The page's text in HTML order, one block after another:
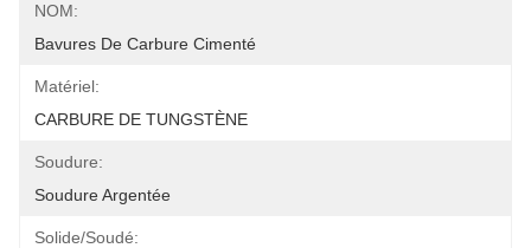
NOM:
Bavures De Carbure Cimenté
Matériel:
CARBURE DE TUNGSTÈNE
Soudure:
Soudure Argentée
Solide/soudé: